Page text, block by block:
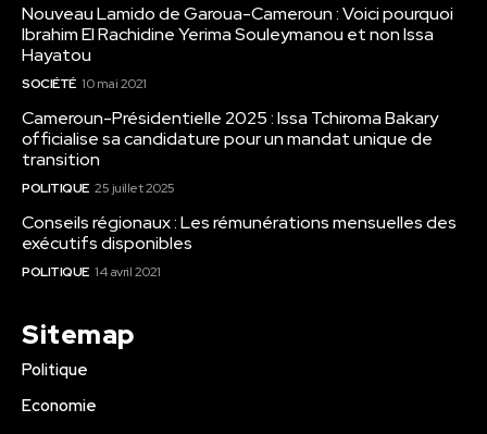
Nouveau Lamido de Garoua-Cameroun : Voici pourquoi
Ibrahim El Rachidine Yerima Souleymanou et non Issa
Hayatou
SOCIÉTÉ 10 mai 2021
Cameroun-Présidentielle 2025 : Issa Tchiroma Bakary
officialise sa candidature pour un mandat unique de
transition
POLITIQUE 25 juillet 2025
Conseils régionaux : Les rémunérations mensuelles des
exécutifs disponibles
POLITIQUE 14 avril 2021
Sitemap
Politique
Economie